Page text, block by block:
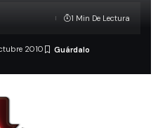
2010
1 Min De Lectura